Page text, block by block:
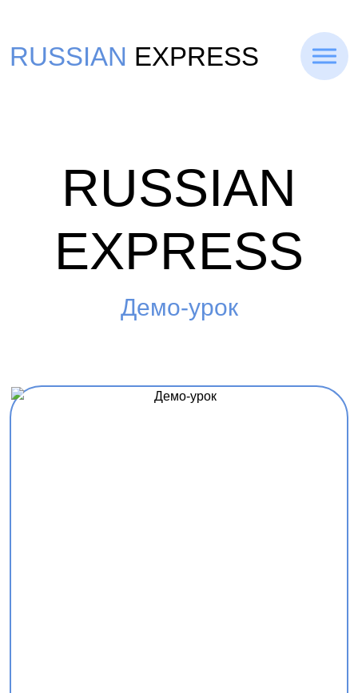
RUSSIAN EXPRESS
RUSSIAN
EXPRESS
Демо-урок